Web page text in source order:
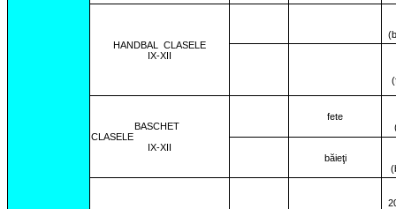
HANDBAL
CLASELE
IX-XII
BASCHET
CLASELE
IX-XII
fete
băieţi